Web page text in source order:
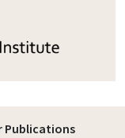
Publications